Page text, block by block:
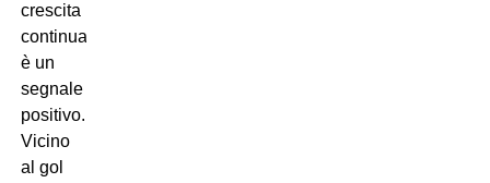
crescita
continua
è un
segnale
positivo.
Vicino
al gol